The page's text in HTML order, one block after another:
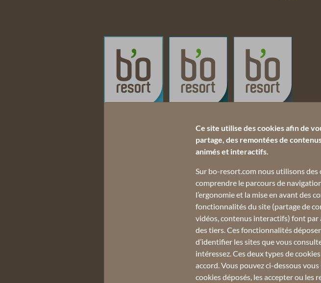
Ce site utilise des cookies afin de
partage, des remontées de
animés et interactifs.
Sur bo-resort.com nous utilisons des
comprendre le parcours de
l’ergonomie et la mise en avant des
fonctionnalités du site (partage de
vidéos, contenus interactifs) font par
des tiers. Ces fonctionnalités
d’identifier les sites que vous
intéressez. Ces deux types de
accord. Vous pouvez ci-dessous
cookies déposés, les accepter ou les